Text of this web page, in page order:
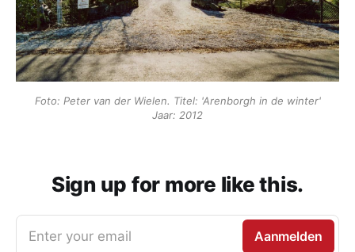
Foto: Peter van der Wielen. Titel: 'Arenborgh in de winter'
Jaar: 2012
Sign up for more like this.
Enter your email Aanmelden